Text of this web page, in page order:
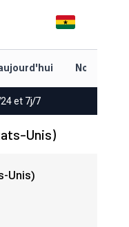
jeux
et 7j/7
l'App Store
jeux
Unis)
Unis)